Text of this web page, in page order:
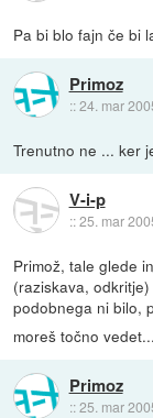
Pa bi blo fajn če bi
Primoz
::24. mar
Trenutno ne ... ker
V-i-p
::25. mar
Primož, tale glede
(raziskava,
podobnega ni bilo,
moreš točno vedet...
Primoz
::25. mar